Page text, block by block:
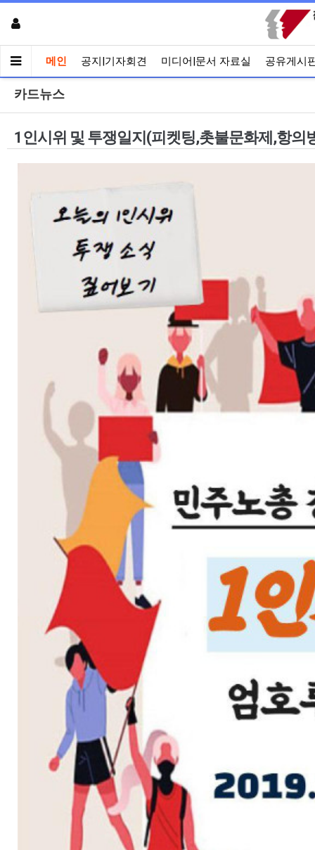
메인 공지|기자회견 미디어|문서 자료실 공유게시
카드뉴스
1인시위 및 투쟁일지(피켓팅,촛불문화제,항의